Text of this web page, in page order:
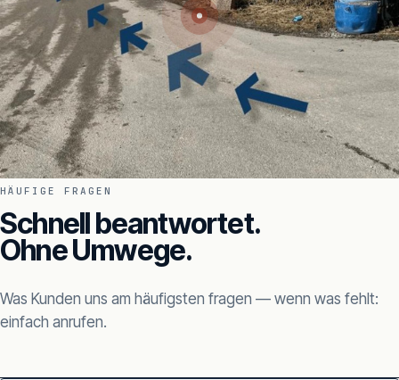
HÄUFIGE FRAGEN
Schnell beantwortet.
Ohne Umwege.
Was Kunden uns am häufigsten fragen — wenn was fehlt:
einfach anrufen.